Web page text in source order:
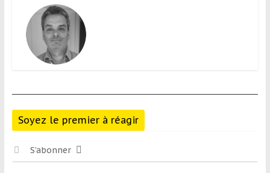
Soyez le premier à réagir
S’abonner